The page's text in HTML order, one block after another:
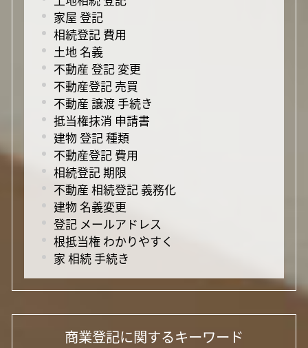
家屋 登記
相続登記 費用
土地 名義
不動産 登記 変更
不動産登記 売買
不動産 譲渡 手続き
抵当権抹消 申請書
建物 登記 種類
不動産登記 費用
相続登記 期限
不動産 相続登記 義務化
建物 名義変更
登記 メールアドレス
根抵当権 わかりやすく
家 相続 手続き
商業登記に関するキーワード